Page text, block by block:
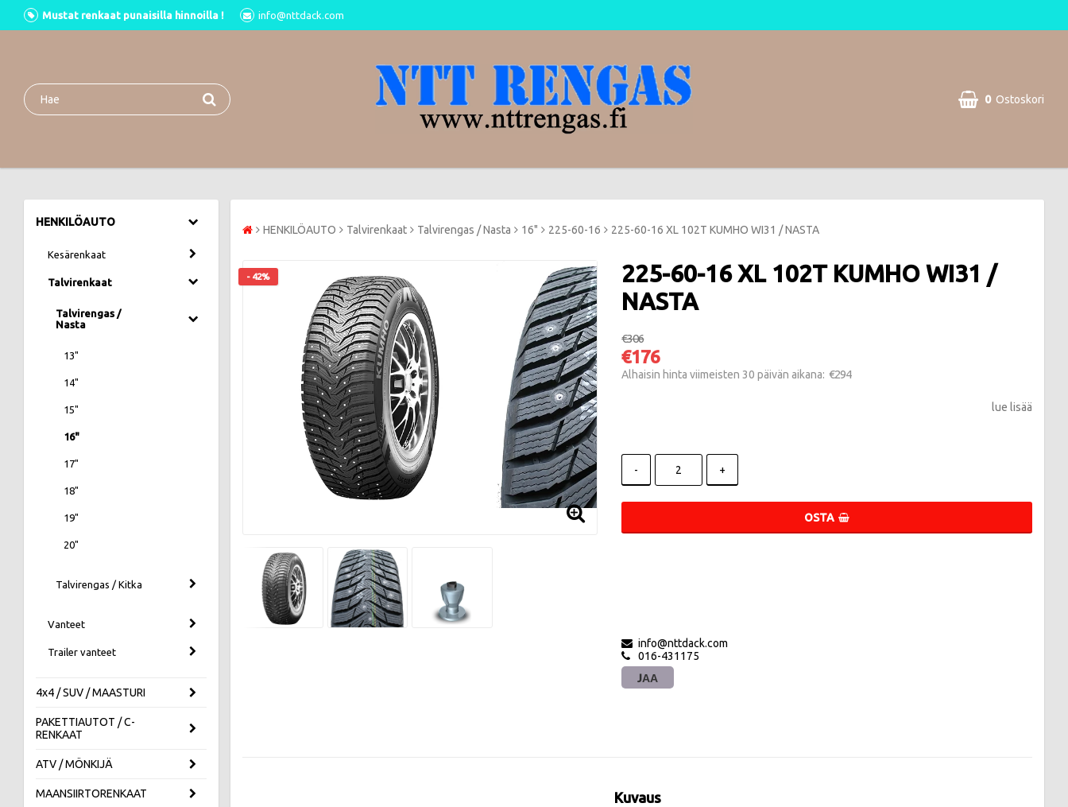
Mustat renkaat punaisilla hinnoilla ! info@nttdack.com
0 Ostoskori
HENKILÖAUTO
Kesärenkaat
Talvirenkaat
Talvirengas /
Nasta
13"
14"
15"
16"
17"
18"
19"
20"
Talvirengas / Kitka
Vanteet
Trailer vanteet
4x4 / SUV / MAASTURI
PAKETTIAUTOT / C-
RENKAAT
ATV / MÖNKIJÄ
MAANSIIRTORENKAAT
HENKILÖAUTO Talvirenkaat Talvirengas / Nasta 16" 225-60-16 225-60-16 XL 102T KUMHO WI31 / NASTA
- 42%
225-60-16 XL 102T KUMHO WI31 /
NASTA
€306
€176
Alhaisin hinta viimeisten 30 päivän aikana €294
lue lisää
- +
OSTA
info@nttdack.com
016-431175
JAA
Kuvaus